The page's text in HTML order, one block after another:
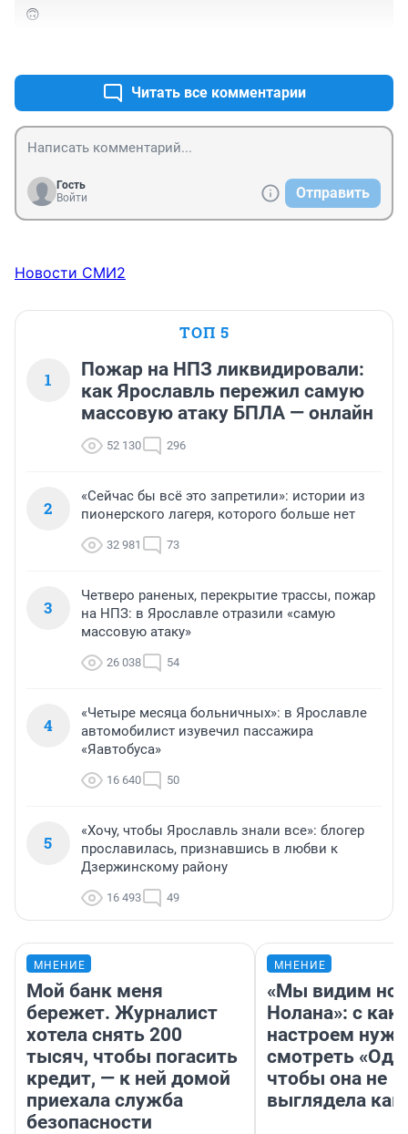
🙃
Читать все комментарии
Гость
Войти
Отправить
Новости СМИ2
ТОП 5
1
Пожар на НПЗ ликвидировали:
как Ярославль пережил самую
массовую атаку БПЛА — онлайн
52 130 296
2
«Сейчас бы всё это запретили»: истории из
пионерского лагеря, которого больше нет
32 981 73
3
Четверо раненых, перекрытие трассы, пожар
на НПЗ: в Ярославле отразили «самую
массовую атаку»
26 038 54
4
«Четыре месяца больничных»: в Ярославле
автомобилист изувечил пассажира
«Яавтобуса»
16 640 50
5
«Хочу, чтобы Ярославль знали все»: блогер
прославилась, признавшись в любви к
Дзержинскому району
16 493 49
МНЕНИЕ
Мой банк меня
бережет. Журналист
хотела снять 200
тысяч, чтобы погасить
кредит, — к ней домой
приехала служба
безопасности
МНЕНИЕ
«Мы видим
Нолана»: с
настроем
смотреть
чтобы она не
выглядела как